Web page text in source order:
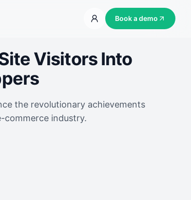
Book a demo
Visitors Into
the revolutionary achievements
commerce industry.